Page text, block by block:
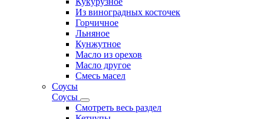
Из виноградных косточек
Горчичное
Льняное
Кунжутное
Масло из орехов
Масло другое
Смесь масел
Соусы
Соусы
Смотреть весь раздел